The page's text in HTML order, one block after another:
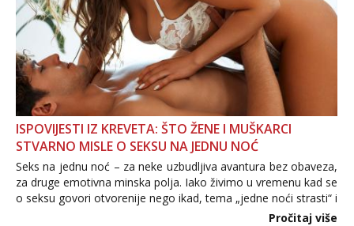
ISPOVIJESTI IZ KREVETA: ŠTO ŽENE I MUŠKARCI
STVARNO MISLE O SEKSU NA JEDNU NOĆ
Seks na jednu noć – za neke uzbudljiva avantura bez obaveza,
za druge emotivna minska polja. Iako živimo u vremenu kad se
o seksu govori otvorenije nego ikad, tema „jedne noći strasti“ i
dalje izaziva burne rasprave. Što zapravo misle žene, a što
Pročitaj više